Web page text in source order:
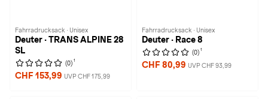
Fahrradrucksack · Unisex
Deuter · TRANS ALPINE 28
SL
(0) 1
CHF 153,99 UVP CHF 175,99
Fahrradrucksack · Unisex
Deuter · Race 8
(0) 1
CHF 80,99 UVP CHF 93,99